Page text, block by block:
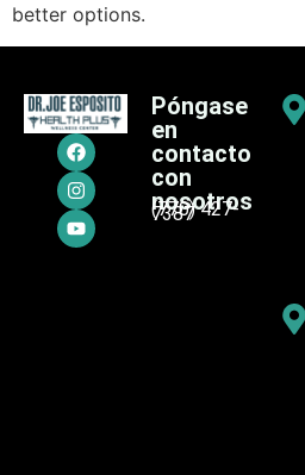
better options.
Póngase
en
contacto
con
nosotros
(770) 427-
7387